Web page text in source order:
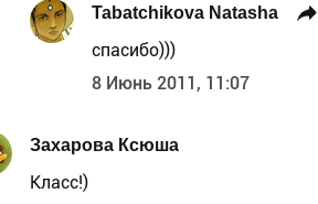
Tabatchikova Natasha
спасибо)))
8 Июнь 2011, 11:07
Захарова Ксюша
Класс!)